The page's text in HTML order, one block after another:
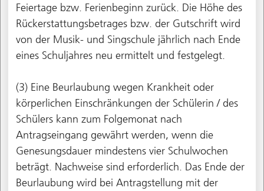
Feiertage bzw. Ferienbeginn zurück. Die Höhe des
Rückerstattungsbetrages bzw. der Gutschrift wird
von der Musik- und Singschule jährlich nach Ende
eines Schuljahres neu ermittelt und festgelegt.
(3) Eine Beurlaubung wegen Krankheit oder
körperlichen Einschränkungen der Schülerin / des
Schülers kann zum Folgemonat nach
Antragseingang gewährt werden, wenn die
Genesungsdauer mindestens vier Schulwochen
beträgt. Nachweise sind erforderlich. Das Ende der
Beurlaubung wird bei Antragstellung mit der